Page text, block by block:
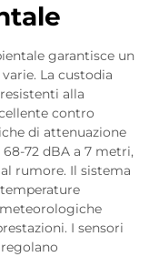
garantisce un
La custodia
alla
contro
di attenuazione
72 dBA a 7 metri,
rumore. Il sistema
I sensori